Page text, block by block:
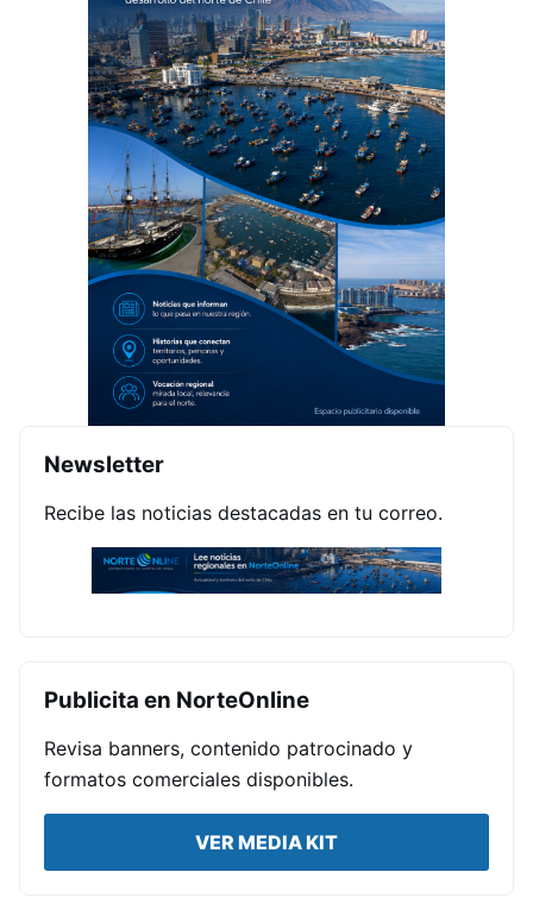
Newsletter
Recibe las noticias destacadas en tu correo.
Publicita en NorteOnline
Revisa banners, contenido patrocinado y
formatos comerciales disponibles.
VER MEDIA KIT